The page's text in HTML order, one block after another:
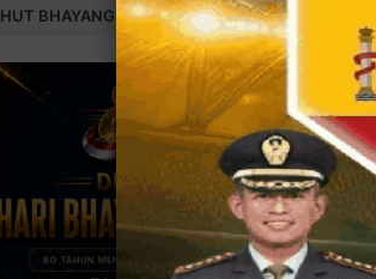
HUT BHAYANGKARA 80 THN